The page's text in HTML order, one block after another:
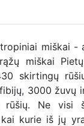
miškai -
miškai
skirtingų
3000 žuvų
rūšių. Ne visi
kurie iš jų